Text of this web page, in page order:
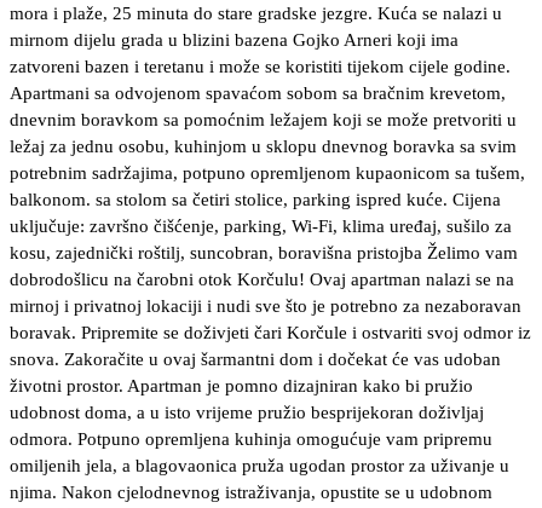
mora i plaže, 25 minuta do stare gradske jezgre. Kuća se nalazi u
mirnom dijelu grada u blizini bazena Gojko Arneri koji ima
zatvoreni bazen i teretanu i može se koristiti tijekom cijele godine.
Apartmani sa odvojenom spavaćom sobom sa bračnim krevetom,
dnevnim boravkom sa pomoćnim ležajem koji se može pretvoriti u
ležaj za jednu osobu, kuhinjom u sklopu dnevnog boravka sa svim
potrebnim sadržajima, potpuno opremljenom kupaonicom sa tušem,
balkonom. sa stolom sa četiri stolice, parking ispred kuće. Cijena
uključuje: završno čišćenje, parking, Wi-Fi, klima uređaj, sušilo za
kosu, zajednički roštilj, suncobran, boravišna pristojba Želimo vam
dobrodošlicu na čarobni otok Korčulu! Ovaj apartman nalazi se na
mirnoj i privatnoj lokaciji i nudi sve što je potrebno za nezaboravan
boravak. Pripremite se doživjeti čari Korčule i ostvariti svoj odmor iz
snova. Zakoračite u ovaj šarmantni dom i dočekat će vas udoban
životni prostor. Apartman je pomno dizajniran kako bi pružio
udobnost doma, a u isto vrijeme pružio besprijekoran doživljaj
odmora. Potpuno opremljena kuhinja omogućuje vam pripremu
omiljenih jela, a blagovaonica pruža ugodan prostor za uživanje u
njima. Nakon cjelodnevnog istraživanja, opustite se u udobnom